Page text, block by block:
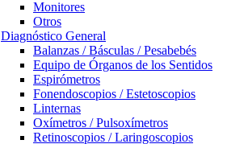
Monitores
Otros
Diagnóstico General
Balanzas / Básculas / Pesabebés
Equipo de Órganos de los Sentidos
Espirómetros
Fonendoscopios / Estetoscopios
Linternas
Oxímetros / Pulsoxímetros
Retinoscopios / Laringoscopios